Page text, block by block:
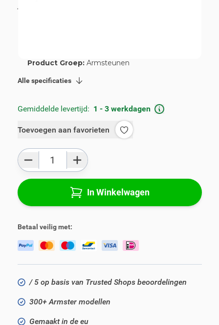
€ 109,00
Product Groep: Armsteunen
Alle specificaties
Gemiddelde levertijd: 1 - 3 werkdagen
Toevoegen aan favorieten
Aantal
In Winkelwagen
Betaal veilig met:
/ 5 op basis van Trusted Shops beoordelingen
300+ Armster modellen
Gemaakt in de eu